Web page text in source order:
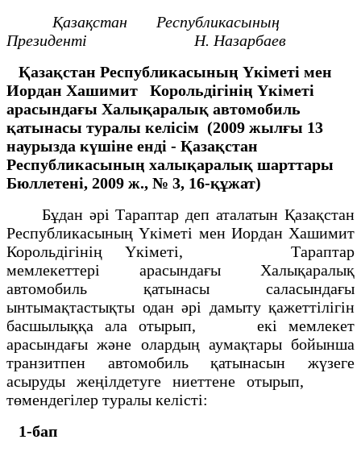
Қазақстан Республикасының
Президенті Н. Назарбаев
Қазақстан Республикасының Үкіметі мен
Иордан Хашимит
Корольдігінің Үкіметі
арасындағы Халықаралық автомобиль
қатынасы туралы келісім (2009 жылғы 13
наурызда күшіне енді - Қазақстан
Республикасының халықаралық шарттары
Бюллетені, 2009 ж., № 3, 16-құжат)
Бұдан әрі Тараптар деп аталатын Қазақстан
Республикасының Үкіметі мен Иордан Хашимит
Корольдігінің Үкіметі, Тараптар
мемлекеттері арасындағы Халықаралық
автомобиль қатынасы саласындағы
ынтымақтастықты одан әрі дамыту қажеттілігін
басшылыққа ала отырып, екі мемлекет
арасындағы және олардың аумақтары бойынша
транзитпен автомобиль қатынасын жүзеге
асыруды жеңілдетуге ниеттене отырып,
төмендегілер туралы келісті:
1-бап